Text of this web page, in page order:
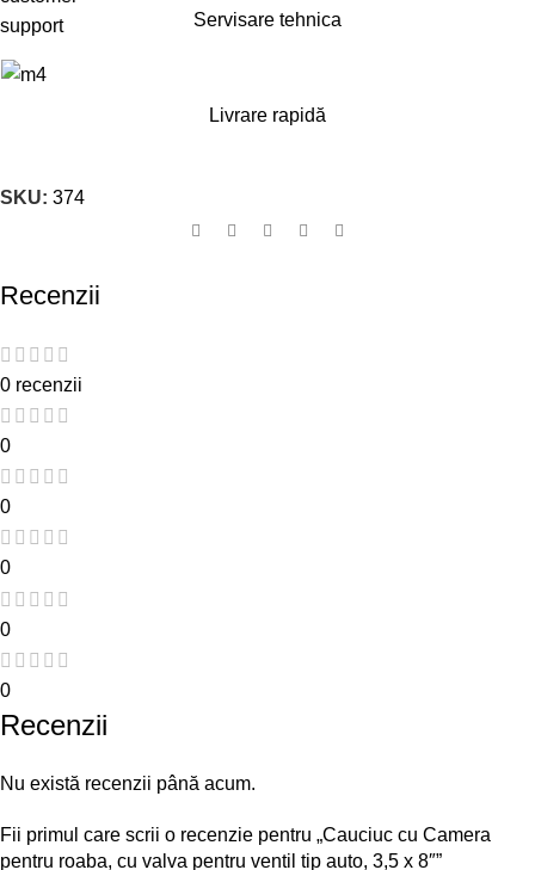
Servisare tehnica
Livrare rapidă
SKU: 374
Recenzii
0 recenzii
0
0
0
0
0
Recenzii
Nu există recenzii până acum.
Fii primul care scrii o recenzie pentru „Cauciuc cu Camera
pentru roaba, cu valva pentru ventil tip auto, 3,5 x 8″”